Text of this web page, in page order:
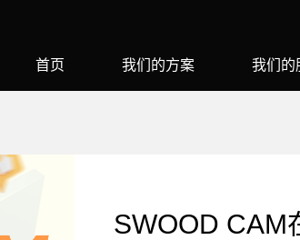
首页 我们的方案 我们的
SWOOD CAM